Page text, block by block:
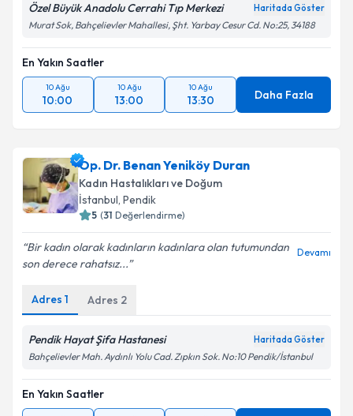
Özel Büyük Anadolu Cerrahi Tıp Merkezi Haritada Göster
Murat Sok, Bahçelievler Mahallesi, Şht. Yarbay Cesur Cd. No:25, 34188
En Yakın Saatler
10 Ağu
10:00
10 Ağu
13:00
10 Ağu
13:30 Daha Fazla
Op. Dr. Benan Yeniköy Duran
Kadın Hastalıkları ve Doğum
İstanbul, Pendik
5 (31 Değerlendirme)
Bir kadın olarak kadınların kadınlara olan tutumundan
son derece rahatsız...
Devamı
Adres 1 Adres 2
Pendik Hayat Şifa Hastanesi Haritada Göster
Bahçelievler Mah. Aydınlı Yolu Cad. Zıpkın Sok. No:10 Pendik/İstanbul
En Yakın Saatler